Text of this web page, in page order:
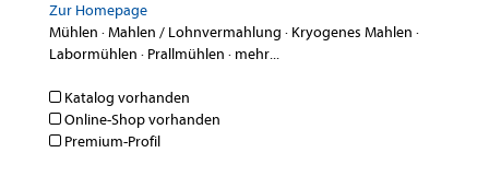
Zur Homepage
Mühlen ·Mahlen / Lohnvermahlung · Kryogenes Mahlen ·
Labormühlen · Prallmühlen · mehr...
Katalog vorhanden
Online-Shop vorhanden
Premium-Profil